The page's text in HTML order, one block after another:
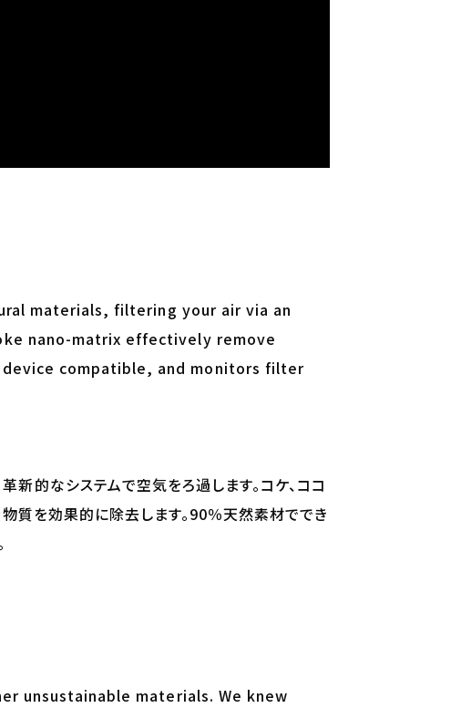
materials, filtering your air via an
nano-matrix effectively remove
compatible, and monitors filter
的なシステムで空気をろ過します。コケ、ココ
質を効果的に除去します。90％天然素材ででき
unsustainable materials. We knew